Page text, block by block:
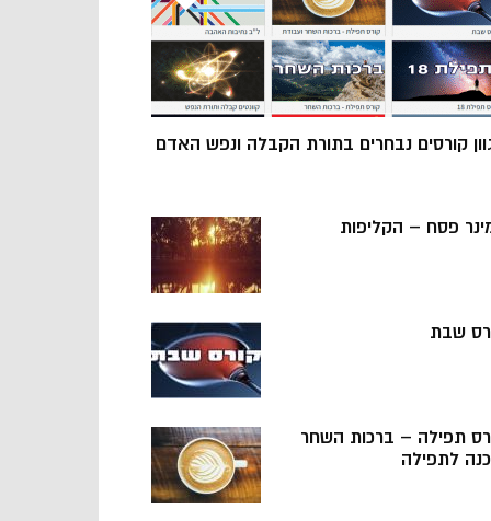
קורסים נבחרים בתורת הקבלה ונפש האדם
פסח – הקליפות
שבת
תפילה – ברכות השחר
לתפילה